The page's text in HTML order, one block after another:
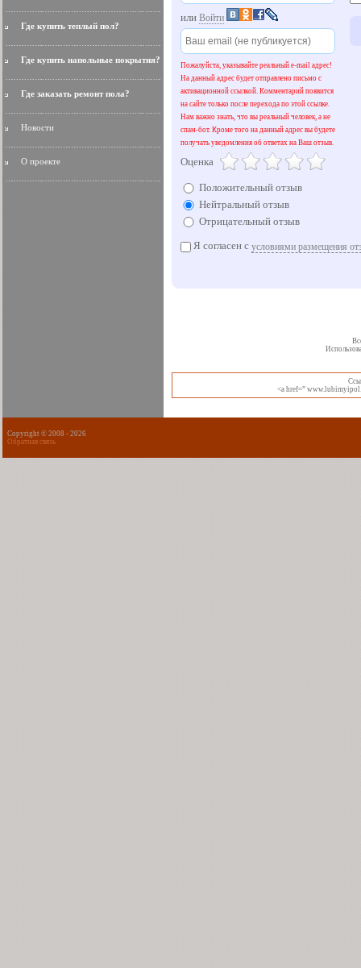
Где купить теплый пол?
Где купить напольные покрытия?
Где заказать ремонт пола?
Новости
О проекте
или Войти
Пожалуйста, указывайте реальный e-mail адрес!
На данный адрес будет отправлено письмо с
активационной ссылкой. Комментарий появится
на сайте только после перехода по этой ссылке.
Нам важно знать, что вы реальный человек, а не
спам-бот. Кроме того на данный адрес вы будете
получать уведомления об ответах на Ваш отзыв.
Оценка
Положительный отзыв
Нейтральный отзыв
Отрицательный отзыв
Я согласен с условиями размещения
<a href=”
Copyright © 2008 - 2026
Обратная связь